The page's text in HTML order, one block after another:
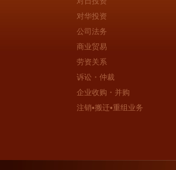
对华投资
公司法务
商业贸易
劳资关系
诉讼・仲裁
企业收购・并购
注销•搬迁•重组业务